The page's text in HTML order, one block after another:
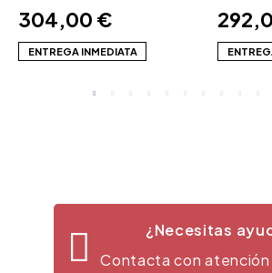
304,00 €
ENTREGA INMEDIATA
¿Necesitas
Contacta con